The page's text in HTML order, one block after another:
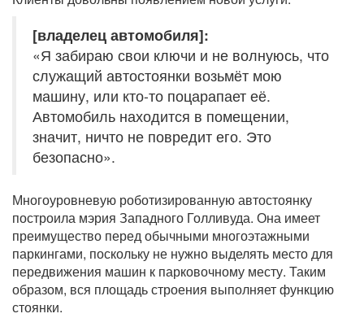
[владелец автомобиля]:
«Я забираю свои ключи и не волнуюсь, что
служащий автостоянки возьмёт мою
машину, или кто-то поцарапает её.
Автомобиль находится в помещении,
значит, ничто не повредит его. Это
безопасно».
Многоуровневую роботизированную автостоянку
построила мэрия Западного Голливуда. Она имеет
преимущество перед обычными многоэтажными
паркингами, поскольку не нужно выделять место для
передвижения машин к парковочному месту. Таким
образом, вся площадь строения выполняет функцию
стоянки.